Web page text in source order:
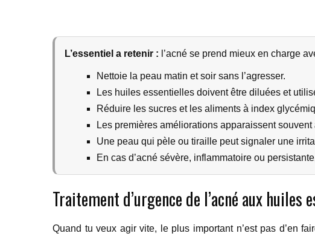
L’essentiel a retenir : l’acné se prend mieux en charge
Nettoie la peau matin et soir sans l’agresser.
Les huiles essentielles doivent être diluées et
Réduire les sucres et les aliments à index
Les premières améliorations apparaissent
Une peau qui pèle ou tiraille peut signaler une
En cas d’acné sévère, inflammatoire ou
Traitement d’urgence de l’acné aux huiles
Quand tu veux agir vite, le plus important n’est pas d’en